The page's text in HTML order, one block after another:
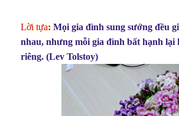
Lời tựa: Mọi gia đình sung sướng đều
nhau, nhưng mỗi gia đình bất hạnh lại
riêng. (Lev Tolstoy)